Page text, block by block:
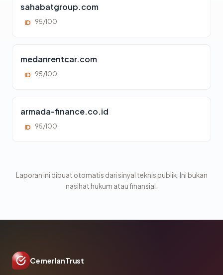
sahabatgroup.com
ID 95/100
medanrentcar.com
ID 95/100
armada-finance.co.id
ID 95/100
Laporan ini dibuat otomatis dari sinyal teknis publik. Ini bukan
nasihat hukum atau finansial.
CemerlanTrust